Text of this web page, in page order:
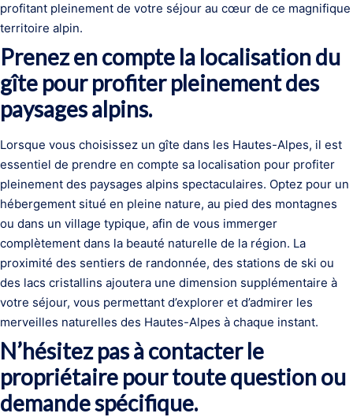
profitant pleinement de votre séjour au cœur de ce magnifique
territoire alpin.
Prenez en compte la localisation du
gîte pour profiter pleinement des
paysages alpins.
Lorsque vous choisissez un gîte dans les Hautes-Alpes, il est
essentiel de prendre en compte sa localisation pour profiter
pleinement des paysages alpins spectaculaires. Optez pour un
hébergement situé en pleine nature, au pied des montagnes
ou dans un village typique, afin de vous immerger
complètement dans la beauté naturelle de la région. La
proximité des sentiers de randonnée, des stations de ski ou
des lacs cristallins ajoutera une dimension supplémentaire à
votre séjour, vous permettant d’explorer et d’admirer les
merveilles naturelles des Hautes-Alpes à chaque instant.
N’hésitez pas à contacter le
propriétaire pour toute question ou
demande spécifique.